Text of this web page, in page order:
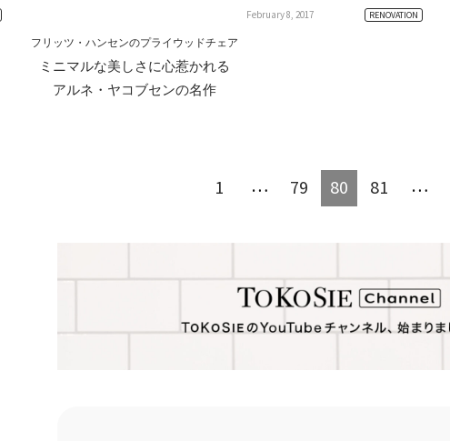
February 8, 2017
フリッツ・ハンセンのプライウッドチェア
ミニマルな美しさに心惹かれる
アルネ・ヤコブセンの名作
RENOVATION
1 … 79 80 81 …